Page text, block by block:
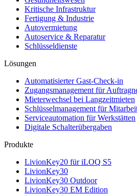
Kritische Infrastruktur
Fertigung & Industrie
Autovermietung
Autoservice & Reparatur
Schlüsseldienste
Lösungen
Automatisierter Gast-Check-in
Zugangsmanagement für
Mieterwechsel bei Langzeitmieten
Schlüsselmanagement für
Serviceautomation für Werkstätten
Digitale Schalterübergaben
Produkte
LivionKey20 für iLOQ S5
LivionKey30
LivionKey30 Outdoor
LivionKey30 EM Edition